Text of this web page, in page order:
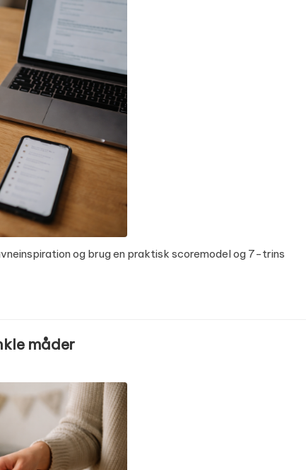
og brug en praktisk scoremodel og 7-trins
måder